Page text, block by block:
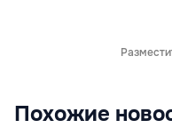
Похожие